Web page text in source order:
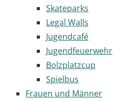
Skateparks
Legal Walls
Jugendcafé
Jugendfeuerwehr
Bolzplatzcup
Spielbus
Frauen und Männer